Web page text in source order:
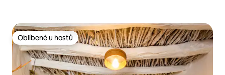
Oblíbené u hostů
Oblíbené u hostů